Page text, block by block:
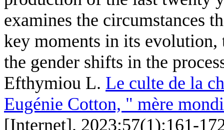
examines the circumstances
key moments in its
the gender shifts in the
Efthymiou L. Le culte de la
Eugénie Cotton, " mère
[Internet]. 2023;57(1):161-